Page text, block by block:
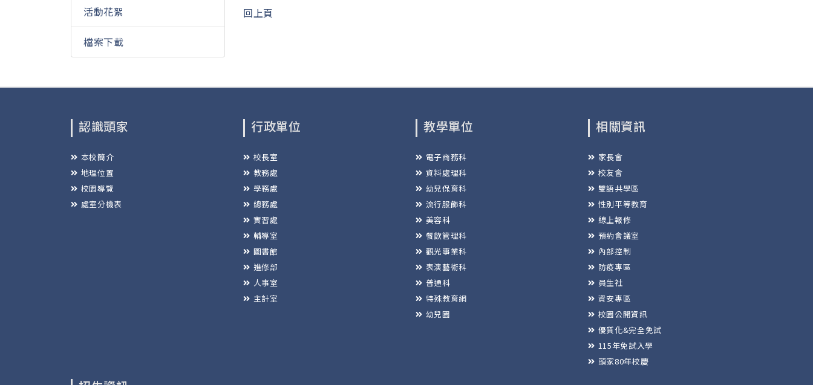
活動花絮
檔案下載
回上頁
認識頭家
本校簡介
地理位置
校園導覽
處室分機表
行政單位
校長室
教務處
學務處
總務處
實習處
輔導室
圖書館
進修部
人事室
主計室
教學單位
電子商務科
資料處理科
幼兒保育科
流行服飾科
美容科
餐飲管理科
觀光事業科
表演藝術科
普通科
特殊教育網
幼兒園
相關資訊
家長會
校友會
雙語共學區
性別平等教育
線上報修
預約會議室
內部控制
防疫專區
員生社
資安專區
校園公開資訊
優質化&完全免試
115年免試入學
頭家80年校慶